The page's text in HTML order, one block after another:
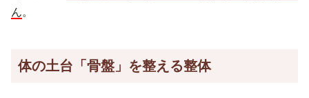
ん。
体の土台「骨盤」を整える整体